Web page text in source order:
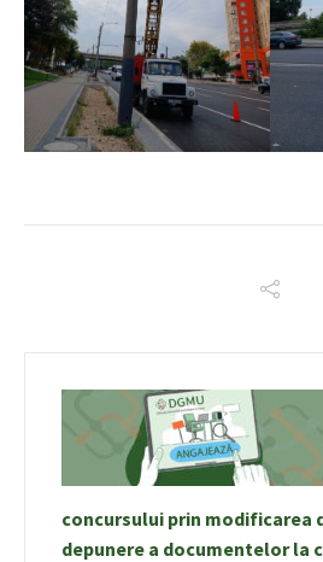
concursului prin modificarea
depunere a documentelor la